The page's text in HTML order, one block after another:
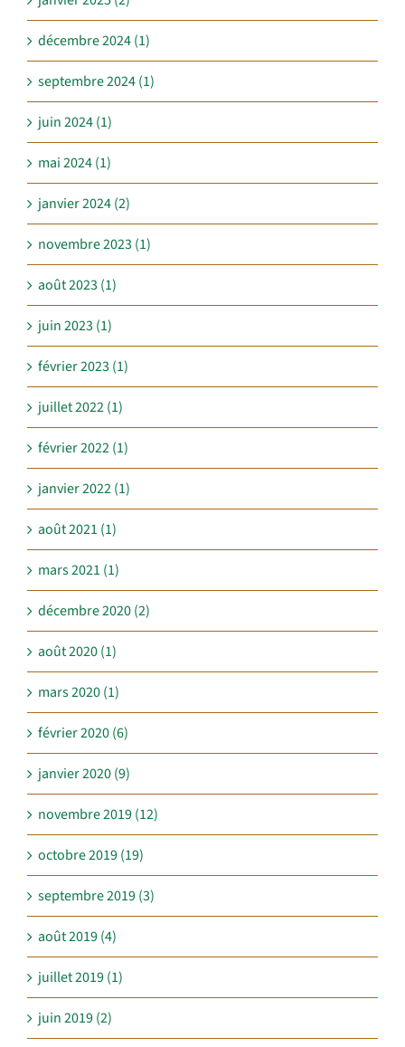
décembre 2024 (1)
septembre 2024 (1)
juin 2024 (1)
mai 2024 (1)
janvier 2024 (2)
novembre 2023 (1)
août 2023 (1)
juin 2023 (1)
février 2023 (1)
juillet 2022 (1)
février 2022 (1)
janvier 2022 (1)
août 2021 (1)
mars 2021 (1)
décembre 2020 (2)
août 2020 (1)
mars 2020 (1)
février 2020 (6)
janvier 2020 (9)
novembre 2019 (12)
octobre 2019 (19)
septembre 2019 (3)
août 2019 (4)
juillet 2019 (1)
juin 2019 (2)